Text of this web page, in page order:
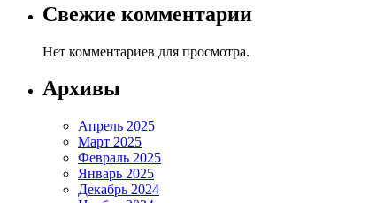
Свежие комментарии
Нет комментариев для просмотра.
Архивы
Апрель 2025
Март 2025
Февраль 2025
Январь 2025
Декабрь 2024